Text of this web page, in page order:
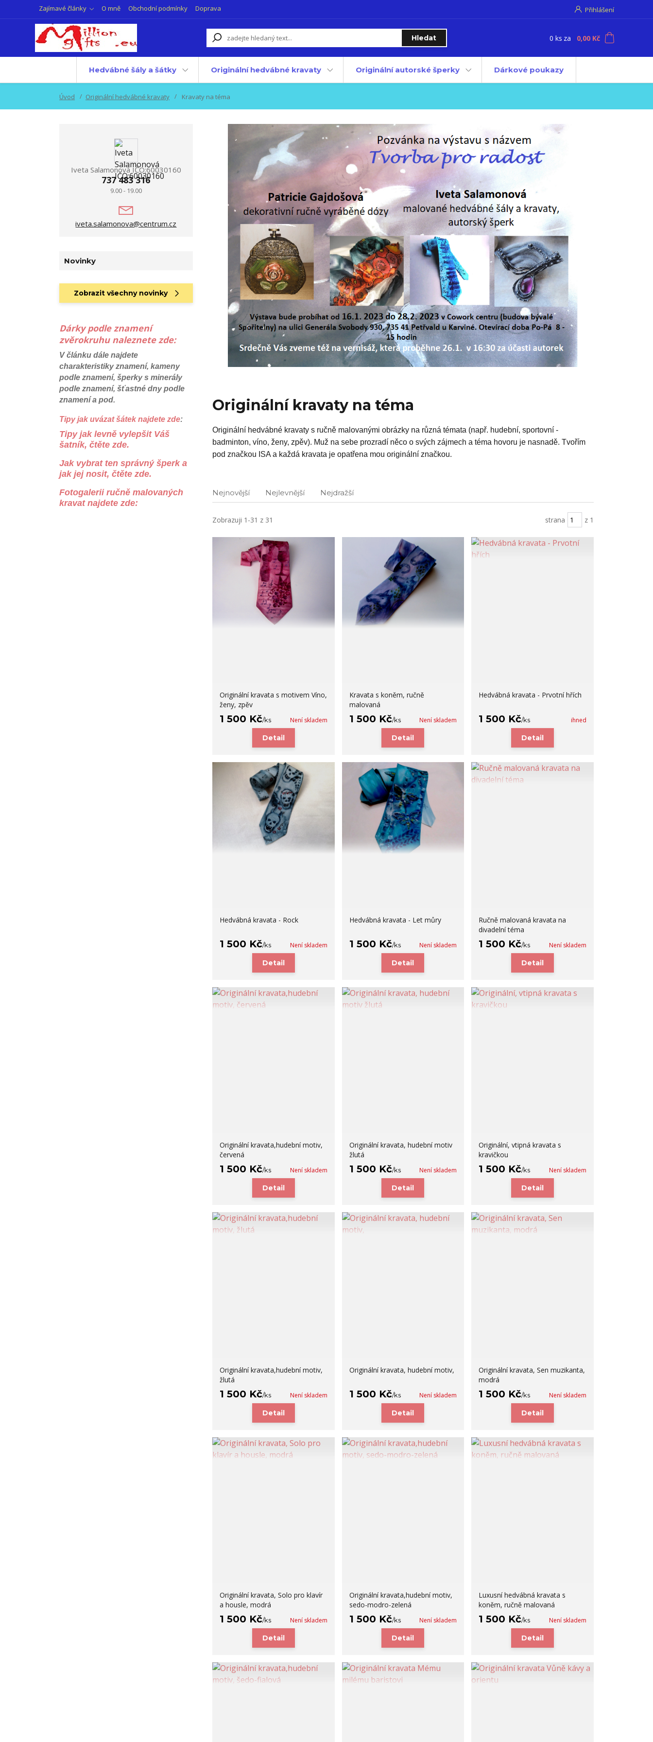
Zajímavé články O mně Obchodní podmínky Doprava Přihlášení
Hledat 0 ks za 0,00 Kč
Hedvábné šály a šátky Originální hedvábné kravaty Originální autorské šperky Dárkové poukazy
Úvod Originální hedvábné kravaty Kravaty na téma
Originální kravaty na téma
Originální hedvábné kravaty s ručně malovanými obrázky na různá témata (např. hudební, sportovní -
badminton, víno, ženy, zpěv). Muž na sebe prozradí něco o svých zájmech a téma hovoru je nasnadě. Tvořím
pod značkou ISA a každá kravata je opatřena mou originální značkou.
Nejnovější Nejlevnější Nejdražší
Zobrazuji 1-31 z 31 strana z 1
Originální kravata s motivem Víno,
ženy, zpěv
1 500 Kč/ks Není skladem
Detail
Kravata s koněm, ručně
malovaná
1 500 Kč/ks Není skladem
Detail
Hedvábná kravata - Prvotní hřích
1 500 Kč/ks ihned
Detail
Hedvábná kravata - Rock
1 500 Kč/ks Není skladem
Detail
Hedvábná kravata - Let můry
1 500 Kč/ks Není skladem
Detail
Ručně malovaná kravata na
divadelní téma
1 500 Kč/ks Není skladem
Detail
Originální kravata,hudební motiv,
červená
1 500 Kč/ks Není skladem
Detail
Originální kravata, hudební motiv
žlutá
1 500 Kč/ks Není skladem
Detail
Originální, vtipná kravata s
kravičkou
1 500 Kč/ks Není skladem
Detail
Originální kravata,hudební motiv,
žlutá
1 500 Kč/ks Není skladem
Detail
Originální kravata, hudební motiv,
1 500 Kč/ks Není skladem
Detail
Originální kravata, Sen muzikanta,
modrá
1 500 Kč/ks Není skladem
Detail
Originální kravata, Solo pro klavír
a housle, modrá
1 500 Kč/ks Není skladem
Detail
Originální kravata,hudební motiv,
sedo-modro-zelená
1 500 Kč/ks Není skladem
Detail
Luxusní hedvábná kravata s
koněm, ručně malovaná
1 500 Kč/ks Není skladem
Detail
Iveta Salamonová IČO:60030160
737 483 316
9.00 - 19.00
iveta.salamonova@centrum.cz
Novinky
Zobrazit všechny novinky
Dárky podle znamení
zvěrokruhu naleznete zde:
V článku dále najdete
charakteristiky znamení, kameny
podle znamení, šperky s minerály
podle znamení, šťastné dny podle
znamení a pod.
Tipy jak uvázat šátek najdete zde:
Tipy jak levně vylepšit Váš
šatník, čtěte zde.
Jak vybrat ten správný šperk a
jak jej nosit, čtěte zde.
Fotogalerii ručně malovaných
kravat najdete zde: